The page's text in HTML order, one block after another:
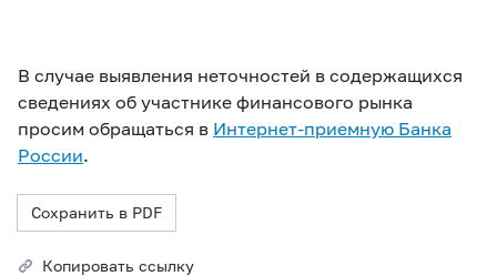
В случае выявления неточностей в содержащихся
сведениях об участнике финансового рынка
просим обращаться в Интернет-приемную Банка
России.
Сохранить в PDF
Копировать ссылку